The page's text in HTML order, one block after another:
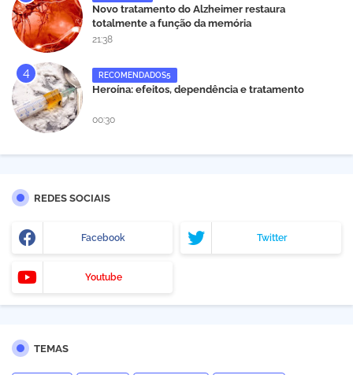
Novo tratamento do Alzheimer restaura
totalmente a função da memória
21:38
RECOMENDADOS5
Heroína: efeitos, dependência e tratamento
00:30
REDES SOCIAIS
Facebook Twitter
Youtube
TEMAS